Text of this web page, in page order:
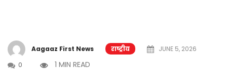
Aagaaz First News राष्ट्रीय
JUNE 5, 2026
0
1 MIN READ